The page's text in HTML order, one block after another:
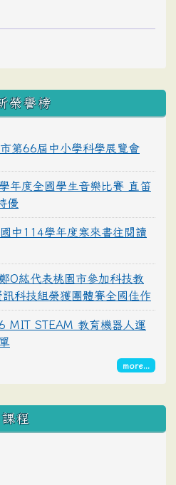
榮譽榜
第66屆中小學科學展覽會
年度全國學生音樂比賽 直笛
優
中114學年度寒來書往閱讀
紘代表桃園市參加科技教
科技組榮獲團體賽全國佳作
STEAM 教育機器人運
more...
課程